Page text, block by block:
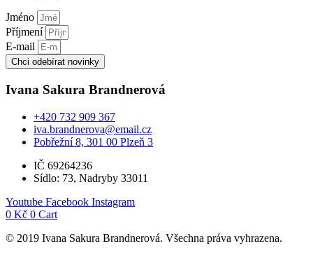
Jméno
Příjmení
E-mail
Chci odebírat novinky
Ivana Sakura Brandnerová
+420 732 909 367
iva.brandnerova@email.cz
Pobřežní 8, 301 00 Plzeň 3
IČ 69264236
Sídlo: 73, Nadryby 33011
Youtube Facebook Instagram
0 Kč 0 Cart
© 2019 Ivana Sakura Brandnerová. Všechna práva vyhrazena.